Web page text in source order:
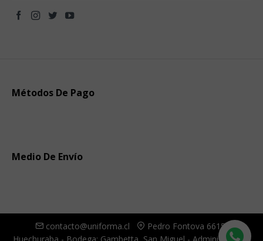
Métodos De Pago
Medio De Envío
contacto@uniforma.cl
Pedro Fontova 6615,